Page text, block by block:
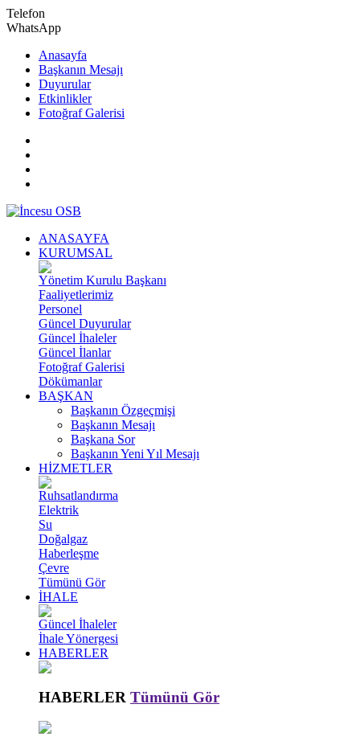
Telefon
WhatsApp
Anasayfa
Başkanın Mesajı
Duyurular
Etkinlikler
Fotoğraf Galerisi
ANASAYFA
KURUMSAL
Yönetim Kurulu Başkanı
Faaliyetlerimiz
Personel
Güncel Duyurular
Güncel İhaleler
Güncel İlanlar
Fotoğraf Galerisi
Dökümanlar
BAŞKAN
Başkanın Özgeçmişi
Başkanın Mesajı
Başkana Sor
Başkanın Yeni Yıl Mesajı
HİZMETLER
Ruhsatlandırma
Elektrik
Su
Doğalgaz
Haberleşme
Çevre
Tümünü Gör
İHALE
Güncel İhaleler
İhale Yönergesi
HABERLER
HABERLER Tümünü Gör